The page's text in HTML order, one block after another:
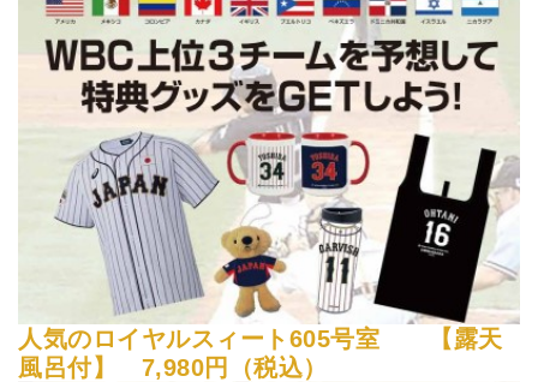
人気のロイヤルスィート605号室 【露天
風呂付】 7,980円（税込）